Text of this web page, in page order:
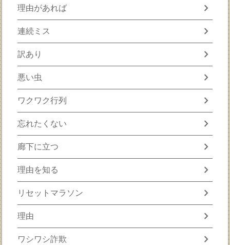
理由があれば chevron_right
連続ミス chevron_right
訳あり chevron_right
悪い虫 chevron_right
ワクワク行列 chevron_right
忘れたくない chevron_right
廊下に立つ chevron_right
理由を知る chevron_right
リセットマラソン chevron_right
理由 chevron_right
ワシワシ詐欺 chevron_right